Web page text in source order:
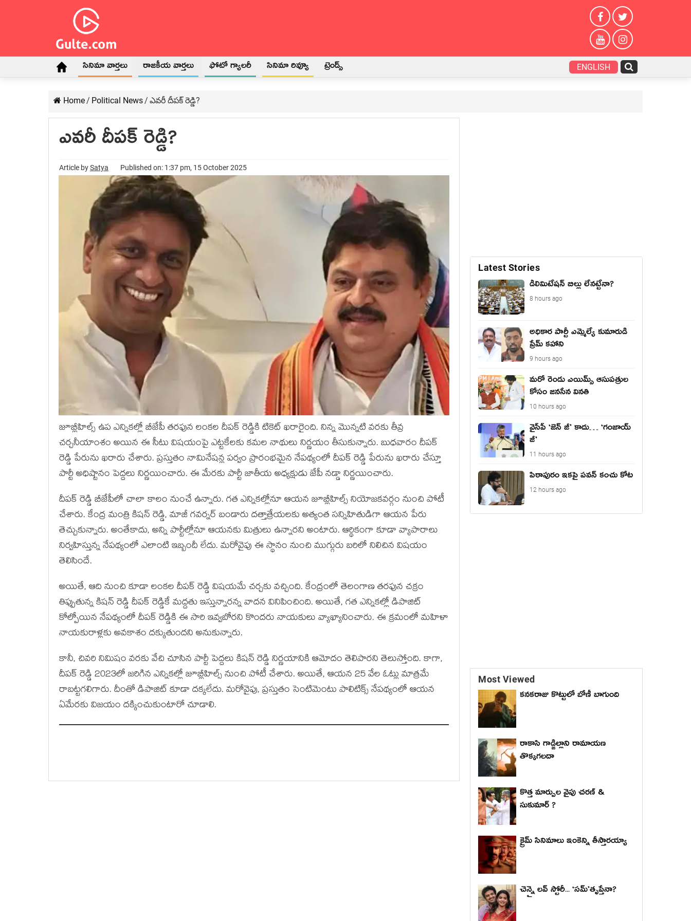
సినిమా వార్తలు రాజకీయ వార్తలు ఫోటో గ్యాలరీ సినిమా రివ్యూ ట్రెండ్స్ ENGLISH
Home/ Political News/ ఎవ‌రీ దీప‌క్ రెడ్డి?
ఎవ‌రీ దీప‌క్ రెడ్డి?
Article bySatya Published on: 1:37 pm, 15 October 2025
జూబ్లీహిల్స్ ఉప ఎన్నిక‌ల్లో బీజేపీ తర‌ఫున లంక‌ల దీప‌క్ రెడ్డికి టికెట్ ఖ‌రారైంది. నిన్న మొన్న‌టి వ‌ర‌కు తీవ్ర
చ‌ర్చ‌నీయాంశం అయిన ఈ సీటు విష‌యంపై ఎట్ట‌కేల‌కు క‌మ‌ల నాథులు నిర్ణ‌యం తీసుకున్నారు. బుధ‌వారం దీప‌క్
రెడ్డి పేరును ఖ‌రారు చేశారు. ప్ర‌స్తుతం నామినేష‌న్ల ప‌ర్వం ప్రారంభ‌మైన నేప‌థ్యంలో దీప‌క్ రెడ్డి పేరును ఖ‌రారు చేస్తూ
పార్టీ అధిష్టానం పెద్ద‌లు నిర్ణ‌యించారు. ఈ మేర‌కు పార్టీ జాతీయ అధ్య‌క్షుడు జేపీ నడ్డా నిర్ణ‌యించారు.
దీప‌క్ రెడ్డి బీజేపీలో చాలా కాలం నుంచే ఉన్నారు. గ‌త ఎన్నిక‌ల్లోనూ ఆయ‌న జూబ్లీహిల్స్ నియోజ‌క‌వ‌ర్గం నుంచి పోటీ
చేశారు. కేంద్ర మంత్రి కిష‌న్ రెడ్డి, మాజీ గ‌వ‌ర్న‌ర్ బండారు ద‌త్తాత్రేయ‌ల‌కు అత్యంత స‌న్నిహితుడిగా ఆయ‌న పేరు
తెచ్చుకున్నారు. అంతేకాదు, అన్ని పార్టీల్లోనూ ఆయ‌న‌కు మిత్రులు ఉన్నార‌ని అంటారు. ఆర్థికంగా కూడా వ్యాపారాలు
నిర్వ‌హిస్తున్న నేప‌థ్యంలో ఎలాంటి ఇబ్బందీ లేదు. మ‌రోవైపు ఈ స్థానం నుంచి ముగ్గురు బ‌రిలో నిలిచిన విష‌యం
తెలిసిందే.
అయితే, ఆది నుంచి కూడా లంక‌ల దీప‌క్ రెడ్డి విష‌య‌మే చ‌ర్చ‌కు వ‌చ్చింది. కేంద్రంలో తెలంగాణ తరఫున చ‌క్రం
తిప్పుతున్న కిష‌న్ రెడ్డి దీప‌క్ రెడ్డికే మ‌ద్ద‌తు ఇస్తున్నార‌న్న వాద‌న వినిపించింది. అయితే, గ‌త ఎన్నిక‌ల్లో డిపాజిట్
కోల్పోయిన నేప‌థ్యంలో దీప‌క్ రెడ్డికి ఈ సారి ఇవ్వ‌బోర‌ని కొంద‌రు నాయ‌కులు వ్యాఖ్యానించారు. ఈ క్ర‌మంలో మ‌హిళా
నాయ‌కురాళ్ల‌కు అవ‌కాశం ద‌క్కుతుంద‌ని అనుకున్నారు.
కానీ, చివ‌రి నిమిషం వ‌ర‌కు వేచి చూసిన పార్టీ పెద్ద‌లు కిష‌న్ రెడ్డి నిర్ణ‌యానికి ఆమోదం తెలిపార‌ని తెలుస్తోంది. కాగా,
దీప‌క్ రెడ్డి 2023లో జ‌రిగిన ఎన్నిక‌ల్లో జూబ్లీహిల్స్ నుంచి పోటీ చేశారు. అయితే, ఆయ‌న 25 వేల ఓట్లు మాత్ర‌మే
రాబ‌ట్ట‌గ‌లిగారు. దీంతో డిపాజిట్ కూడా ద‌క్క‌లేదు. మ‌రోవైపు, ప్ర‌స్తుతం సెంటిమెంటు పాలిటిక్స్ నేప‌థ్యంలో ఆయ‌న
ఏమేర‌కు విజ‌యం ద‌క్కించుకుంటారో చూడాలి.
Latest Stories
డీలిమిటేషన్ బిల్లు లేన‌ట్టేనా?
8 hours ago
అధికార పార్టీ ఎమ్మెల్యే కుమారుడి
ప్రేమ్ కహాని
9 hours ago
మరో రెండు ఎయిమ్స్ ఆసుపత్రుల
కోసం జనసేన వినతి
10 hours ago
వైసీపీ ‘జెన్ జీ’ కాదు… ‘గంజాయ్
జీ’
11 hours ago
పిఠాపురం ఇకపై పవన్ కంచు కోట
12 hours ago
Most Viewed
కనకరాజు కొట్టులో బోణీ బాగుంది
రాకాసి గాడ్జిల్లాని రామాయణ
తొక్కగలదా
కొత్త మార్పుల వైపు చరణ్ &
సుకుమార్ ?
క్రైమ్ సినిమాలు ఇంకెన్ని తీస్తారయ్యా
చెన్నై లవ్ స్టోరీ... ‘సమ్’తృప్తేనా?